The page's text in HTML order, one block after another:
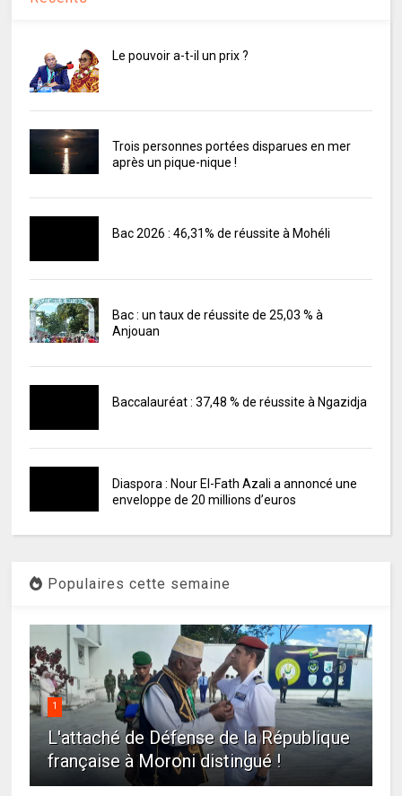
Le pouvoir a-t-il un prix ?
Trois personnes portées disparues en mer
après un pique-nique !
Bac 2026 : 46,31% de réussite à Mohéli
Bac : un taux de réussite de 25,03 % à
Anjouan
Baccalauréat : 37,48 % de réussite à Ngazidja
Diaspora : Nour El-Fath Azali a annoncé une
enveloppe de 20 millions d’euros
Populaires cette semaine
1
L'attaché de Défense de la République
française à Moroni distingué !